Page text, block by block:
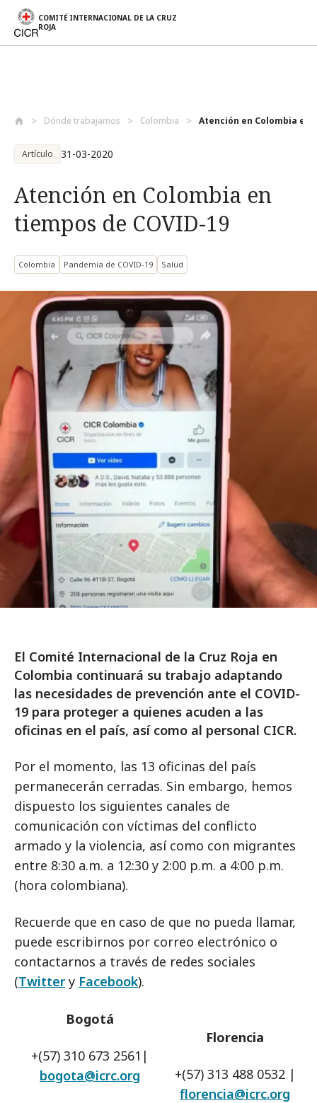
COMITÉ INTERNACIONAL DE LA CRUZ
ROJA
Dónde trabajamos Colombia Atención en Colombia en
Artículo 31-03-2020
Atención en Colombia en
tiempos de COVID-19
Colombia Pandemia de COVID-19 Salud
El Comité Internacional de la Cruz Roja en
Colombia continuará su trabajo adaptando
las necesidades de prevención ante el COVID-
19 para proteger a quienes acuden a las
oficinas en el país, así como al personal CICR.
Por el momento, las 13 oficinas del país
permanecerán cerradas. Sin embargo, hemos
dispuesto los siguientes canales de
comunicación con víctimas del conflicto
armado y la violencia, así como con migrantes
entre 8:30 a.m. a 12:30 y 2:00 p.m. a 4:00 p.m.
(hora colombiana).
Recuerde que en caso de que no pueda llamar,
puede escribirnos por correo electrónico o
contactarnos a través de redes sociales
(Twittery Facebook).
Bogotá
+(57) 310 673 2561|
bogota@icrc.org
Florencia
+(57) 313 488 0532 |
florencia@icrc.org